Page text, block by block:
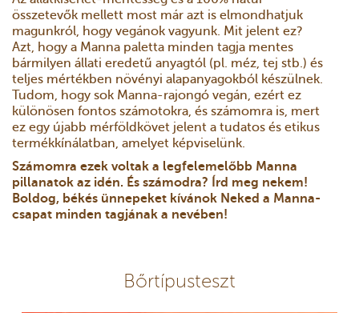
összetevők mellett most már azt is elmondhatjuk
magunkról, hogy vegánok vagyunk. Mit jelent ez?
Azt, hogy a Manna paletta minden tagja mentes
bármilyen állati eredetű anyagtól (pl. méz, tej stb.) és
teljes mértékben növényi alapanyagokból készülnek.
Tudom, hogy sok Manna-rajongó vegán, ezért ez
különösen fontos számotokra, és számomra is, mert
ez egy újabb mérföldkövet jelent a tudatos és etikus
termékkínálatban, amelyet képviselünk.
Számomra ezek voltak a legfelemelőbb Manna
pillanatok az idén. És számodra? Írd meg nekem!
Boldog, békés ünnepeket kívánok Neked a Manna-
csapat minden tagjának a nevében!
Bőrtípusteszt